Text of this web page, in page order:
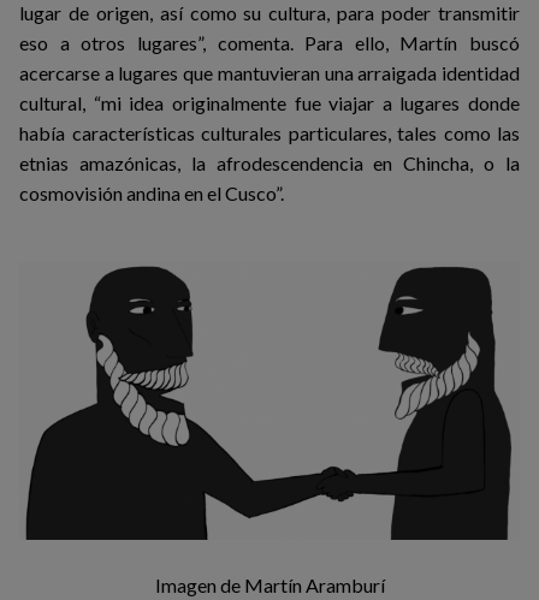
lugar de origen, así como su cultura, para poder transmitir
eso a otros lugares”, comenta. Para ello, Martín buscó
acercarse a lugares que mantuvieran una arraigada identidad
cultural, “mi idea originalmente fue viajar a lugares donde
había características culturales particulares, tales como las
etnias amazónicas, la afrodescendencia en Chincha, o la
cosmovisión andina en el Cusco”.
Imagen de Martín Aramburí